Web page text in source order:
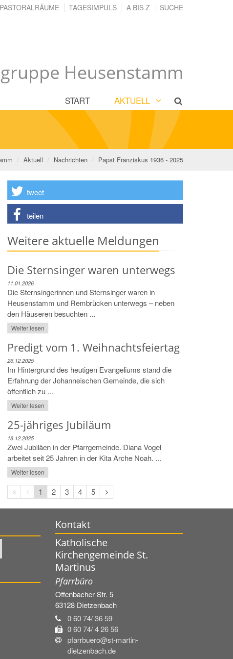
Heusenstamm
PASTORALRÄUME TAGESIMPULS A BIS Z SUCHE
START AKTUELL
Aktuell Nachrichten Papst Franziskus 1936 - 2025
tweet
teilen
Weitere aktuelle Meldungen
Die Sternsinger waren unterwegs
11.01.2026
Die Sternsingerinnen und Sternsinger waren in
Heusenstamm und Rembrücken unterwegs – neben
den Häuseren besuchten ...
Weiter lesen
Predigt vom 1. Weihnachtsfeiertag
26.12.2025
Im Hintergrund des heutigen Evangeliums stand die
Erfahrung der Johanneischen Gemeinde, die sich
öffentlich zu ...
Weiter lesen
25-jähriges Jubiläum
18.12.2025
Zwei Jubiläen in der Pfarrgemeinde. Diana Vogel
arbeitet seit 25 Jahren in der Kita Arche Noah. ...
Weiter lesen
Erste
Seite
Vorherige
Seite
1 2 3 4 5
Nächste
Seite
Kontakt
Katholische
Kirchengemeinde St.
Martinus
Pfarrbüro
Offenbacher Str. 5
63128 Dietzenbach
0 60 74/ 36 59
0 60 74/ 4 26 56
pfarrbuero@st-martin-
dietzenbach.de